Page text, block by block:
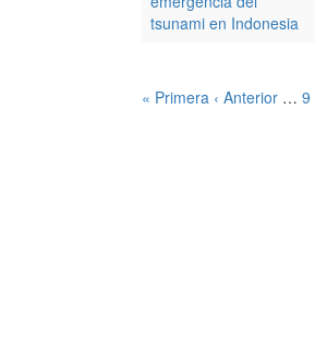
tsunami en Indonesia
« Primera ‹ Anterior … 9